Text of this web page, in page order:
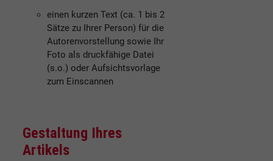
einen kurzen Text (ca. 1 bis 2
Sätze zu Ihrer Person) für die
Autorenvorstellung sowie Ihr
Foto als druckfähige Datei
(s.o.) oder Aufsichtsvorlage
zum Einscannen
Gestaltung Ihres
Artikels